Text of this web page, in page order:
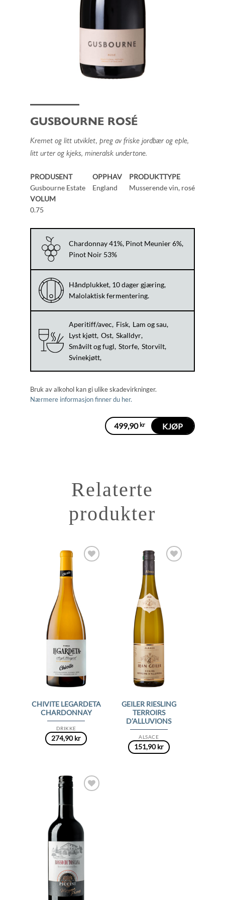
GUSBOURNE ROSÉ
Kremet og litt utviklet, preg av friske jordbær og eple,
litt urter og kjeks, mineralsk undertone.
PRODUSENT
Gusbourne Estate
OPPHAV
England
PRODUKTTYPE
Musserende vin, rosé
VOLUM
0.75
Chardonnay 41%, Pinot Meunier 6%,
Pinot Noir 53%
Håndplukket, 10 dager gjæring,
Malolaktisk fermentering.
Aperitiff/avec Fisk Lam og sau
Lyst kjøtt Ost Skalldyr
Småvilt og fugl Storfe Storvilt
Svinekjøtt
Bruk av alkohol kan gi ulike skadevirkninger.
Nærmere informasjon finner du her.
499,90 kr KJØP
Relaterte
produkter
DRIKKE
CHIVITE LEGARDETA
CHARDONNAY
274,90kr ALSACE
GEILER RIESLING
TERROIRS
D’ALLUVIONS
151,90kr